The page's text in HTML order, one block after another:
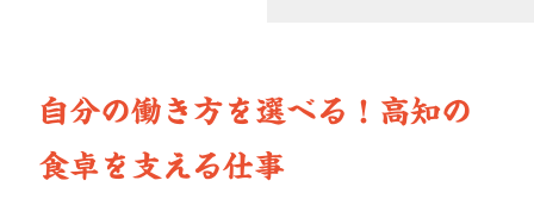
自分の働き方を選べる！高知の
食卓を支える仕事